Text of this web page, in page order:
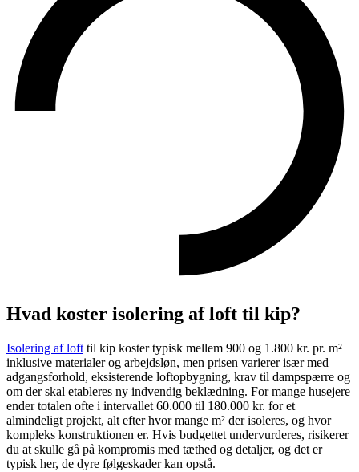
Hvad koster isolering af loft til kip?
Isolering af loft til kip koster typisk mellem 900 og 1.800 kr. pr. m²
inklusive materialer og arbejdsløn, men prisen varierer især med
adgangsforhold, eksisterende loftopbygning, krav til dampspærre og
om der skal etableres ny indvendig beklædning. For mange husejere
ender totalen ofte i intervallet 60.000 til 180.000 kr. for et
almindeligt projekt, alt efter hvor mange m² der isoleres, og hvor
kompleks konstruktionen er. Hvis budgettet undervurderes, risikerer
du at skulle gå på kompromis med tæthed og detaljer, og det er
typisk her, de dyre følgeskader kan opstå.